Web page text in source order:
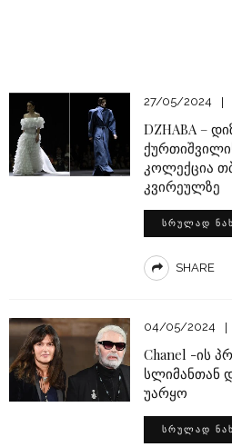
27/05/2024
DZHABA –
კოლექცია
კვირეულზე
ᲡᲠᲣᲚᲐᲓ
SHARE
04/05/2024
Chanel -ის
სლიმანთან
უარყო
ᲡᲠᲣᲚᲐᲓ